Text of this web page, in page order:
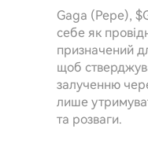
Gaga (Pepe),
себе як
призначений
щоб
залученню
лише
та розваги.